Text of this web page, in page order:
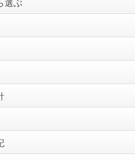
選ぶ